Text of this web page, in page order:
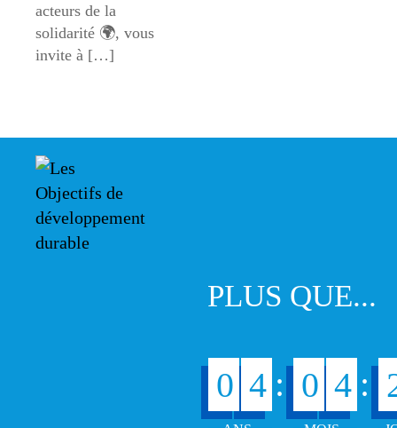
acteurs de la
solidarité 🌍, vous
invite à […]
PLUS QUE...
0 4 : 0 4 :